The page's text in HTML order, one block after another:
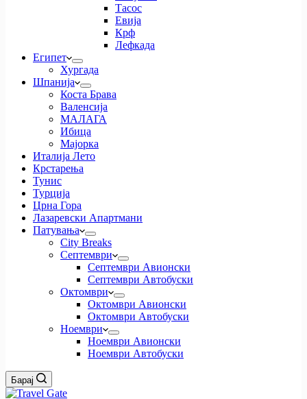
Тасос
Евија
Крф
Лефкада
Египет
Хургада
Шпанија
Коста Брава
Валенсија
МАЛАГА
Ибица
Мајорка
Италија Лето
Крстарења
Тунис
Турција
Црна Гора
Лазаревски Апартмани
Патувања
City Breaks
Септември
Септември Авионски
Септември Автобуски
Октомври
Октомври Авионски
Октомври Автобуски
Ноември
Ноември Авионски
Ноември Автобуски
Барај